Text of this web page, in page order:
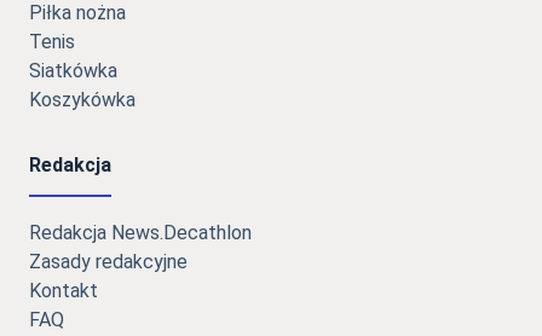
Piłka nożna
Tenis
Siatkówka
Koszykówka
Redakcja
Redakcja News.Decathlon
Zasady redakcyjne
Kontakt
FAQ